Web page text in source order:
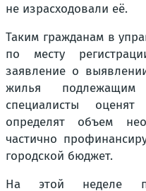
не израсходовали её.
Таким гражданам в
по месту
заявление о
жилья
специалисты
определят объем
частично
городской бюджет.
На этой неделе